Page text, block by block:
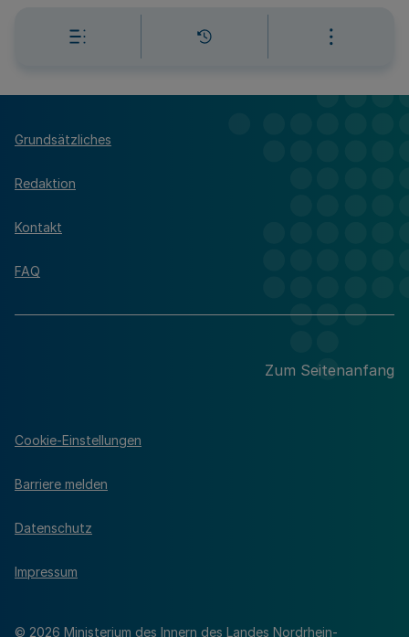
Grundsätzliches
Redaktion
Kontakt
FAQ
Zum Seitenanfang
© 2026 Ministerium des Innern des Landes Nordrhein-
Cookie-Einstellungen
Barriere melden
Datenschutz
Impressum